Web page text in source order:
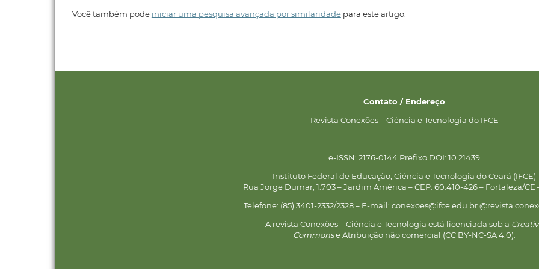
Você também pode iniciar uma pesquisa avançada por similaridadepara este artigo.
Contato / Endereço
Revista Conexões – Ciência e Tecnologia do IFCE
e-ISSN: 2176-0144 Prefixo DOI: 10.21439
Instituto Federal de Educação, Ciência e Tecnologia do Ceará (IFCE)
Rua Jorge Dumar, 1.703 – Jardim América – CEP: 60.410-426 – Fortaleza/CE
Telefone: (85) 3401-2332/2328 – E-mail: conexoes@ifce.edu.br
A revista Conexões – Ciência e Tecnologia está licenciada sob a
Commonse Atribuição não comercial (CC BY-NC-SA 4.0).